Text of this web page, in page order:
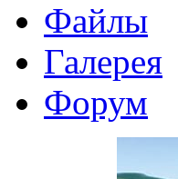
Файлы
Галерея
Форум